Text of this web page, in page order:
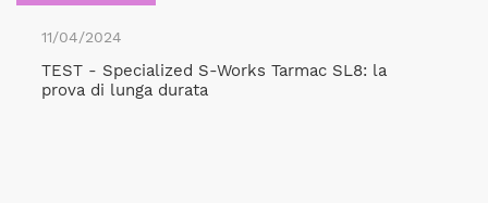
11/04/2024
TEST - Specialized S-Works Tarmac SL8: la
prova di lunga durata